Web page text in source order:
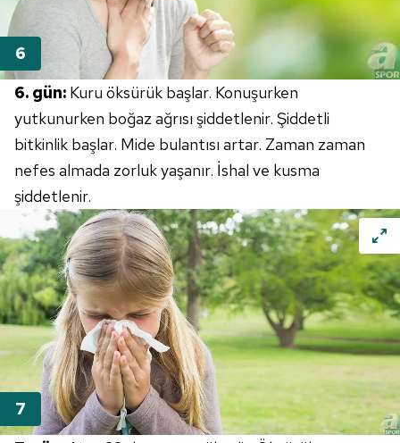
6. gün: Kuru öksürük başlar. Konuşurken
yutkunurken boğaz ağrısı şiddetlenir. Şiddetli
bitkinlik başlar. Mide bulantısı artar. Zaman zaman
nefes almada zorluk yaşanır. İshal ve kusma
şiddetlenir.